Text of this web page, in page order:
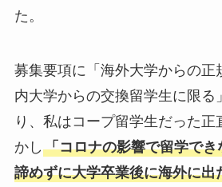
た。
募集要項に「海外大学からの正
内大学からの交換留学生に限る
り、私はコープ留学生だった正
かし 「コロナの影響で留学で
諦めずに大学卒業後に海外に出